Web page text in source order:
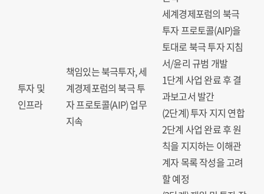
투자 및
인프라
책임있는 북극투자, 세
계경제포럼의 북극 투
자 프로토콜(AIP) 업무
지속
세계경제포럼의 북극
투자 프로토콜(AIP)을
토대로 북극 투자 지침
서/윤리 규범 개발
1단계 사업 완료 후 결
과보고서 발간
(2단계) 투자 지지 연합
2단계 사업 완료 후 원
칙을 지지하는 이해관
계자 목록 작성을 고려
할 예정